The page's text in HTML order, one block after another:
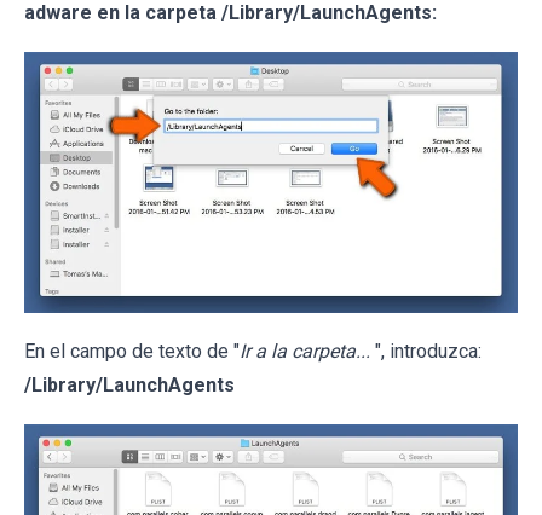
adware en la carpeta /Library/LaunchAgents:
En el campo de texto de "Ir a la carpeta... ", introduzca:
/Library/LaunchAgents